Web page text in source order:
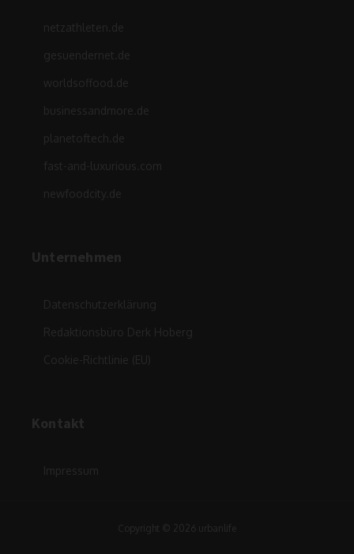
netzathleten.de
gesuendernet.de
worldsoffood.de
businessandmore.de
planetoftech.de
fast-and-luxurious.com
newfoodcity.de
Unternehmen
Datenschutzerklärung
Redaktionsbüro Derk Hoberg
Cookie-Richtlinie (EU)
Kontakt
Impressum
Copyright © 2026 urbanlife